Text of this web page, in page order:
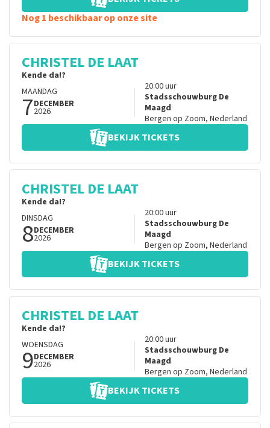
Nog 1 beschikbaar op onze site
CHRISTEL DE LAAT
Kende da!?
MAANDAG
7DECEMBER
2026
20:00uur
Stadsschouwburg De
Maagd
Bergen op Zoom, Nederland
BEKIJK TICKETS
CHRISTEL DE LAAT
Kende da!?
DINSDAG
8DECEMBER
2026
20:00uur
Stadsschouwburg De
Maagd
Bergen op Zoom, Nederland
BEKIJK TICKETS
CHRISTEL DE LAAT
Kende da!?
WOENSDAG
9DECEMBER
2026
20:00uur
Stadsschouwburg De
Maagd
Bergen op Zoom, Nederland
BEKIJK TICKETS